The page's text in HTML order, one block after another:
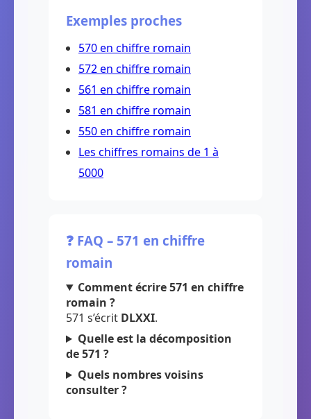
Exemples proches
570 en chiffre romain
572 en chiffre romain
561 en chiffre romain
581 en chiffre romain
550 en chiffre romain
Les chiffres romains de 1 à
5000
❓ FAQ – 571 en chiffre
romain
Comment écrire 571 en chiffre
romain ?
571 s’écrit DLXXI.
Quelle est la décomposition
de 571 ?
Quels nombres voisins
consulter ?